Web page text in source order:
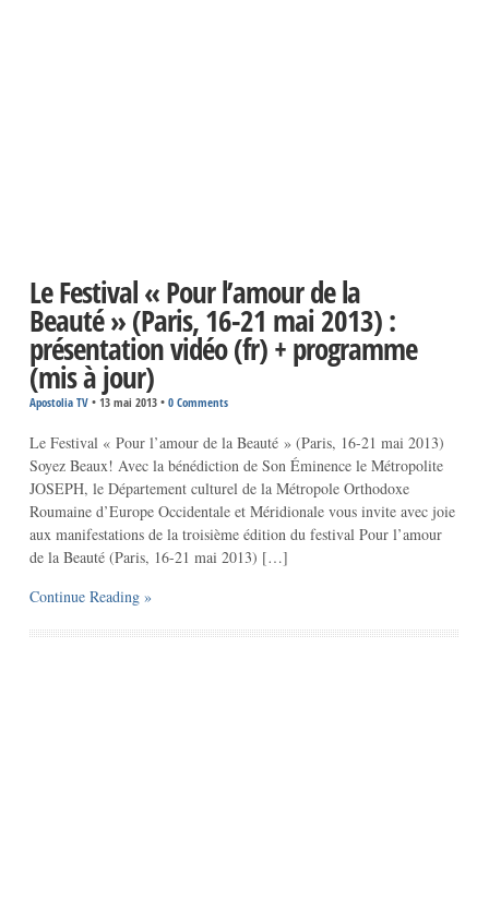
Le Festival « Pour l’amour de la
Beauté » (Paris, 16-21 mai 2013) :
présentation vidéo (fr) + programme
(mis à jour)
Apostolia TV• 13 mai 2013• 0 Comments
Le Festival « Pour l’amour de la Beauté » (Paris, 16-21 mai 2013)
Soyez Beaux! Avec la bénédiction de Son Éminence le Métropolite
JOSEPH, le Département culturel de la Métropole Orthodoxe
Roumaine d’Europe Occidentale et Méridionale vous invite avec joie
aux manifestations de la troisième édition du festival Pour l’amour
de la Beauté (Paris, 16-21 mai 2013) […]
Continue Reading »